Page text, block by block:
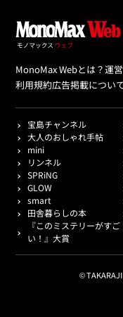
MonoMax Webとは？運
利用規約広告掲載につい
宝島チャンネル
大人のおしゃれ手帖
mini
リンネル
SPRiNG
GLOW
smart
田舎暮らしの本
『このミステリーがすご
い！』大賞
©